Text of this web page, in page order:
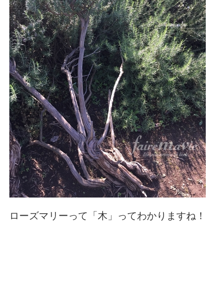
ローズマリーって「木」ってわかりますね！